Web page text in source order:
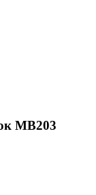
MB203